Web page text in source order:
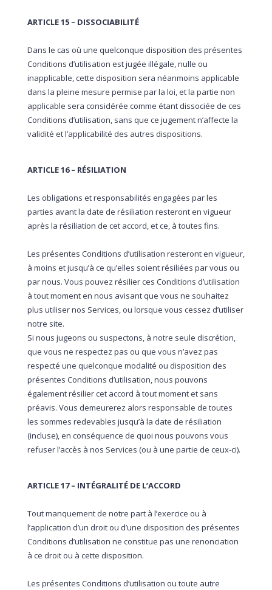
ARTICLE 15 – DISSOCIABILITÉ
Dans le cas où une quelconque disposition des présentes
Conditions d’utilisation est jugée illégale, nulle ou
inapplicable, cette disposition sera néanmoins applicable
dans la pleine mesure permise par la loi, et la partie non
applicable sera considérée comme étant dissociée de ces
Conditions d’utilisation, sans que ce jugement n’affecte la
validité et l’applicabilité des autres dispositions.
ARTICLE 16 – RÉSILIATION
Les obligations et responsabilités engagées par les
parties avant la date de résiliation resteront en vigueur
après la résiliation de cet accord, et ce, à toutes fins.
Les présentes Conditions d’utilisation resteront en vigueur,
à moins et jusqu’à ce qu’elles soient résiliées par vous ou
par nous. Vous pouvez résilier ces Conditions d’utilisation
à tout moment en nous avisant que vous ne souhaitez
plus utiliser nos Services, ou lorsque vous cessez d’utiliser
notre site.
Si nous jugeons ou suspectons, à notre seule discrétion,
que vous ne respectez pas ou que vous n’avez pas
respecté une quelconque modalité ou disposition des
présentes Conditions d’utilisation, nous pouvons
également résilier cet accord à tout moment et sans
préavis. Vous demeurerez alors responsable de toutes
les sommes redevables jusqu’à la date de résiliation
(incluse), en conséquence de quoi nous pouvons vous
refuser l’accès à nos Services (ou à une partie de ceux-ci).
ARTICLE 17 – INTÉGRALITÉ DE L’ACCORD
Tout manquement de notre part à l’exercice ou à
l’application d’un droit ou d’une disposition des présentes
Conditions d’utilisation ne constitue pas une renonciation
à ce droit ou à cette disposition.
Les présentes Conditions d’utilisation ou toute autre